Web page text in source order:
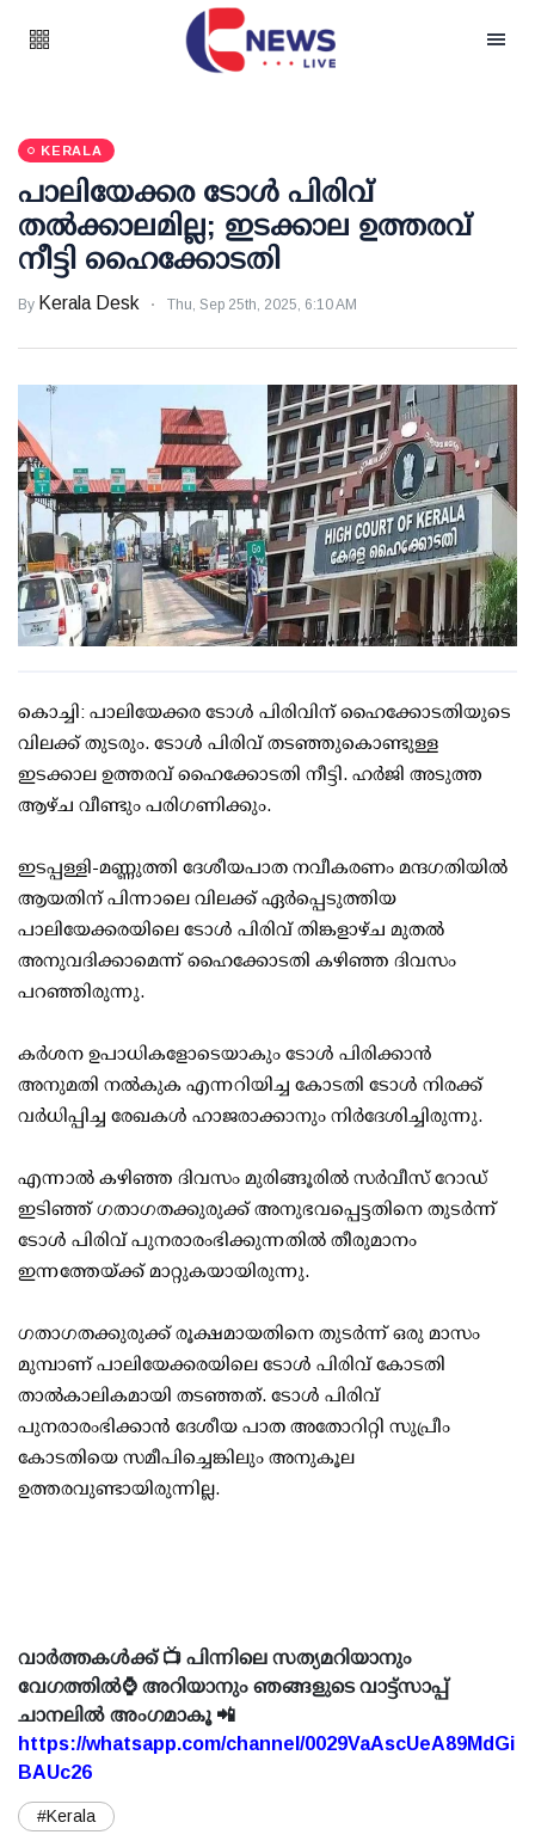
KERALA
പാലിയേക്കര ടോള്‍ പിരിവ്
തല്‍ക്കാലമില്ല; ഇടക്കാല ഉത്തരവ്
നീട്ടി ഹൈക്കോടതി
By Kerala Desk Thu, Sep 25th, 2025, 6:10 AM
കൊച്ചി: പാലിയേക്കര ടോള്‍ പിരിവിന് ഹൈക്കോടതിയുടെ
വിലക്ക് തുടരും. ടോള്‍ പിരിവ് തടഞ്ഞുകൊണ്ടുള്ള
ഇടക്കാല ഉത്തരവ് ഹൈക്കോടതി നീട്ടി. ഹര്‍ജി അടുത്ത
ആഴ്ച വീണ്ടും പരിഗണിക്കും.
ഇടപ്പള്ളി-മണ്ണുത്തി ദേശീയപാത നവീകരണം മന്ദഗതിയില്‍
ആയതിന് പിന്നാലെ വിലക്ക് ഏര്‍പ്പെടുത്തിയ
പാലിയേക്കരയിലെ ടോള്‍ പിരിവ് തിങ്കളാഴ്ച മുതല്‍
അനുവദിക്കാമെന്ന് ഹൈക്കോടതി കഴിഞ്ഞ ദിവസം
പറഞ്ഞിരുന്നു.
കര്‍ശന ഉപാധികളോടെയാകും ടോള്‍ പിരിക്കാന്‍
അനുമതി നല്‍കുക എന്നറിയിച്ച കോടതി ടോള്‍ നിരക്ക്
വര്‍ധിപ്പിച്ച രേഖകള്‍ ഹാജരാക്കാനും നിര്‍ദേശിച്ചിരുന്നു.
എന്നാല്‍ കഴിഞ്ഞ ദിവസം മുരിങ്ങൂരില്‍ സര്‍വീസ് റോഡ്
ഇടിഞ്ഞ് ഗതാഗതക്കുരുക്ക് അനുഭവപ്പെട്ടതിനെ തുടര്‍ന്ന്
ടോള്‍ പിരിവ് പുനരാരംഭിക്കുന്നതില്‍ തീരുമാനം
ഇന്നത്തേയ്ക്ക് മാറ്റുകയായിരുന്നു.
ഗതാഗതക്കുരുക്ക് രൂക്ഷമായതിനെ തുടര്‍ന്ന് ഒരു മാസം
മുമ്പാണ് പാലിയേക്കരയിലെ ടോള്‍ പിരിവ് കോടതി
താല്‍കാലികമായി തടഞ്ഞത്. ടോള്‍ പിരിവ്
പുനരാരംഭിക്കാന്‍ ദേശീയ പാത അതോറിറ്റി സുപ്രീം
കോടതിയെ സമീപിച്ചെങ്കിലും അനുകൂല
ഉത്തരവുണ്ടായിരുന്നില്ല.
വാർത്തകൾക്ക് 📺 പിന്നിലെ സത്യമറിയാനും
വേഗത്തിൽ⌚ അറിയാനും ഞങ്ങളുടെ വാട്ട്സാപ്പ്
ചാനലിൽ അംഗമാകൂ 📲
https://whatsapp.com/channel/0029VaAscUeA89MdGi
BAUc26
#Kerala